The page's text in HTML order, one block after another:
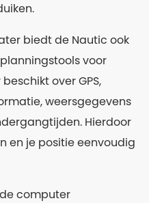
biedt de Nautic ook
voor
over GPS,
weersgegevens
Hierdoor
en je positie eenvoudig
computer